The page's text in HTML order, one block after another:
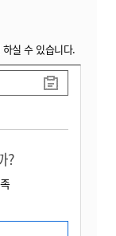
실 수 있습니다.
?